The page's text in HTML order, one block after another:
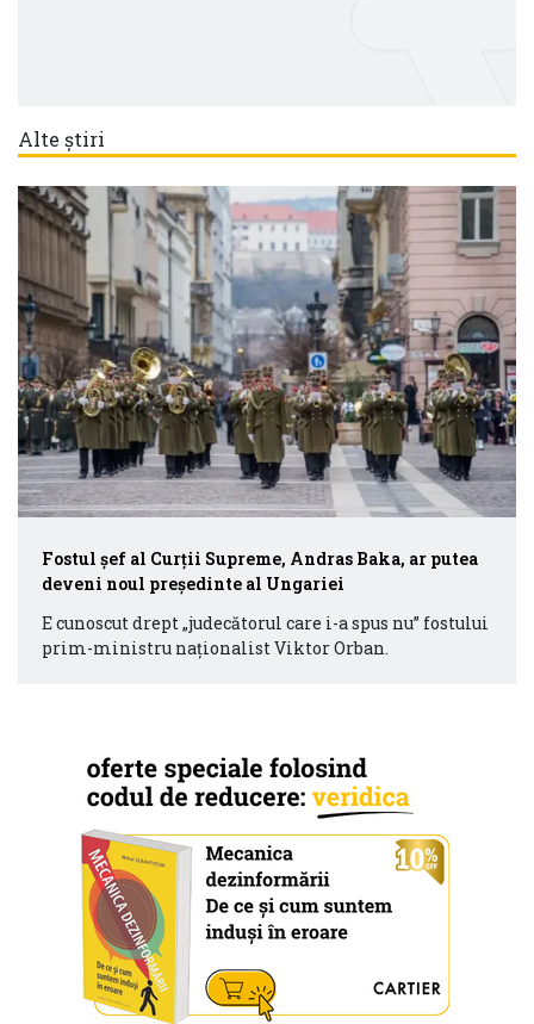
Alte știri
Fostul şef al Curții Supreme, Andras Baka, ar putea
deveni noul preşedinte al Ungariei
E cunoscut drept „judecătorul care i-a spus nu” fostului
prim-ministru naţionalist Viktor Orban.